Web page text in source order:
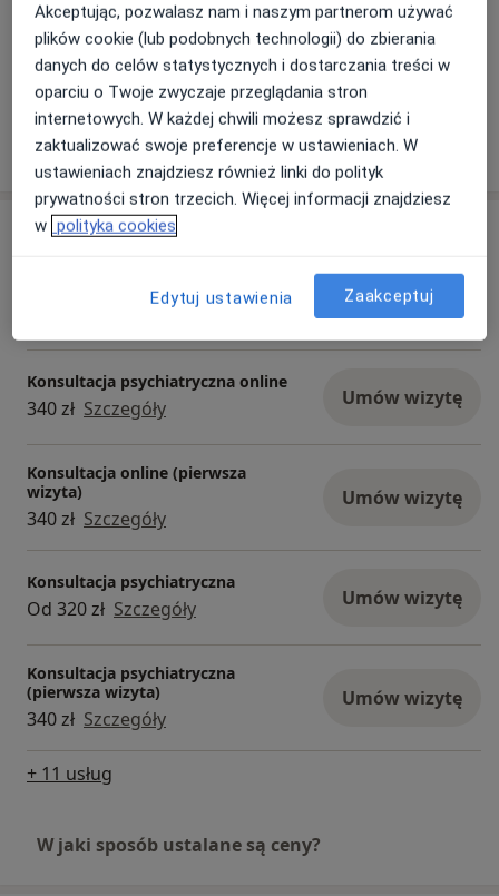
01/12/2024
Usługi i ceny
Umów wizytę
Konsultacja psychiatryczna online
340 zł Szczegóły Umów wizytę
Konsultacja online (pierwsza
wizyta)
340 zł Szczegóły
Umów wizytę
Konsultacja psychiatryczna
Od 320 zł Szczegóły Umów wizytę
Konsultacja psychiatryczna
(pierwsza wizyta)
340 zł Szczegóły
Umów wizytę
+ 11 usług
W jaki sposób ustalane są ceny?
Akceptując, pozwalasz nam i naszym partnerom używać
plików cookie (lub podobnych technologii) do zbierania
danych do celów statystycznych i dostarczania treści w
oparciu o Twoje zwyczaje przeglądania stron
internetowych. W każdej chwili możesz sprawdzić i
zaktualizować swoje preferencje w ustawieniach. W
ustawieniach znajdziesz również linki do polityk
prywatności stron trzecich. Więcej informacji znajdziesz
w polityka cookies
Edytuj ustawienia Zaakceptuj